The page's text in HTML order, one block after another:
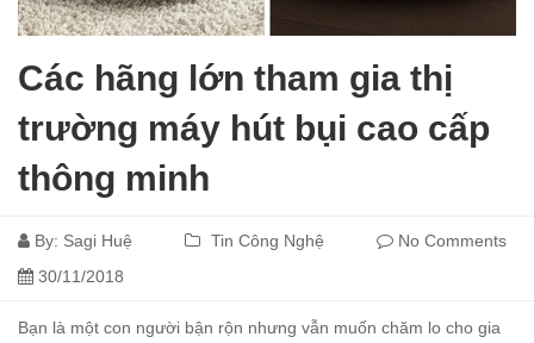
Các hãng lớn tham gia thị
trường máy hút bụi cao cấp
thông minh
By: Sagi Huệ Tin Công Nghệ
No Comments
30/11/2018
Bạn là một con người bận rộn nhưng vẫn muốn chăm lo cho gia